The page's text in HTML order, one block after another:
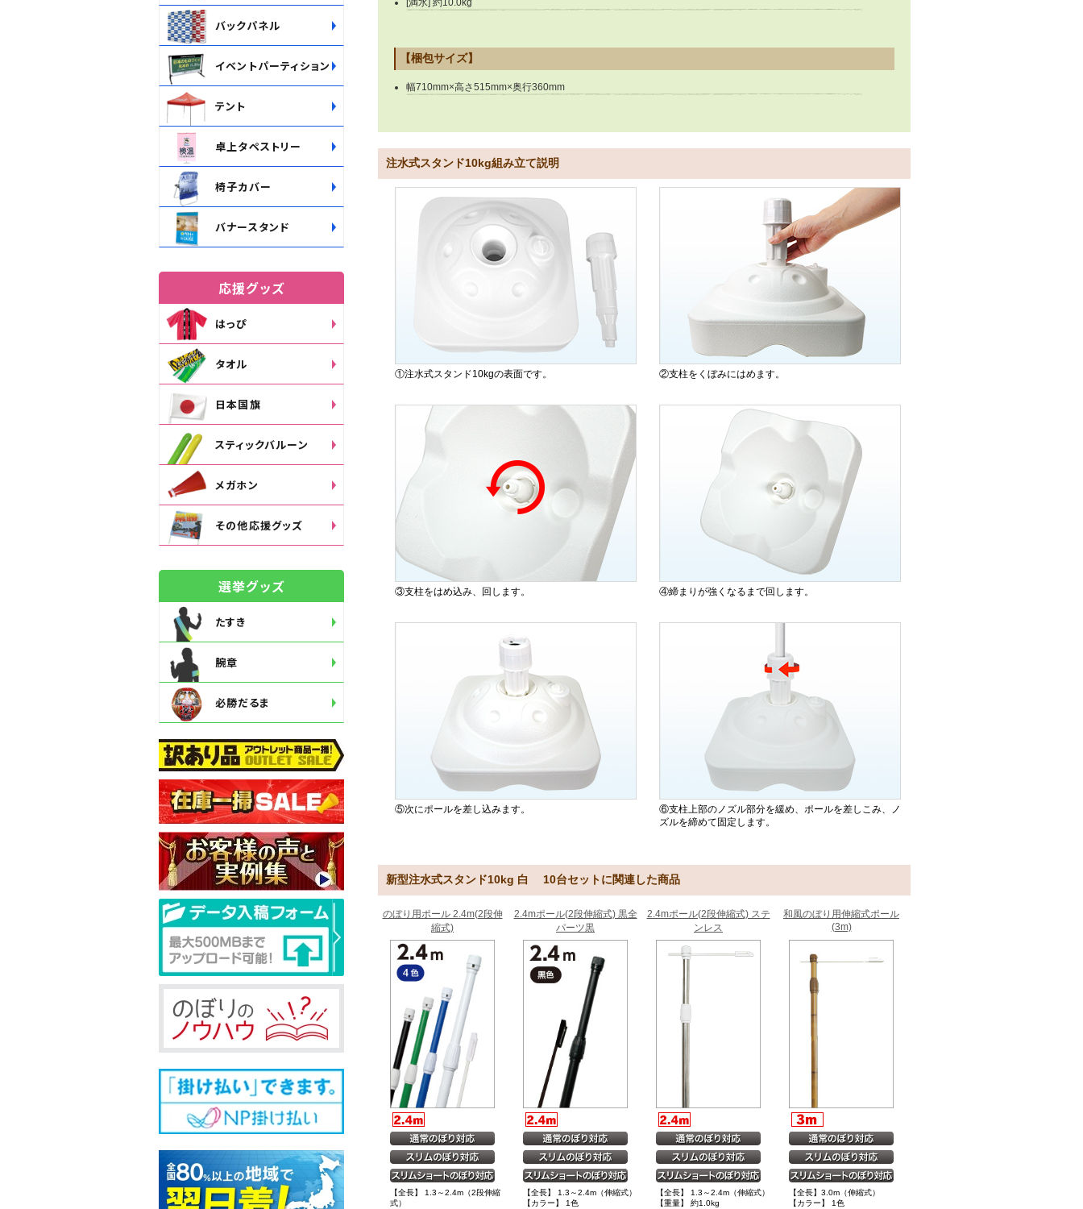
[満水] 約10.0kg
【梱包サイズ】
幅710mm×高さ515mm×奥行360mm
注水式スタンド10kg組み立て説明
①注水式スタンド10kgの表面です。 ②支柱をくぼみにはめます。
③支柱をはめ込み、回します。 ④締まりが強くなるまで回します。
⑤次にポールを差し込みます。
⑥支柱上部のノズル部分を緩め、ポールを差しこみ、ノ
ズルを締めて固定します。
新型注水式スタンド10kg 白 10台セットに関連した商品
のぼり用ポール 2.4m(2段伸
縮式)
【全長】 1.3～2.4m（2段伸縮
式）
2.4mポール(2段伸縮式) 黒全
パーツ黒
【全長】 1.3～2.4m（伸縮式）
【カラー】 1色
2.4mポール(2段伸縮式) ステ
ンレス
【全長】 1.3～2.4m（伸縮式）
【重量】 約1.0kg
和風のぼり用伸縮式ポール
(3m)
【全長】3.0m（伸縮式）
【カラー】 1色
バックパネル
イベントパーティション
テント
卓上タペストリー
椅子カバー
バナースタンド
応援グッズ
はっぴ
タオル
日本国旗
スティックバルーン
メガホン
その他応援グッズ
選挙グッズ
たすき
腕章
必勝だるま